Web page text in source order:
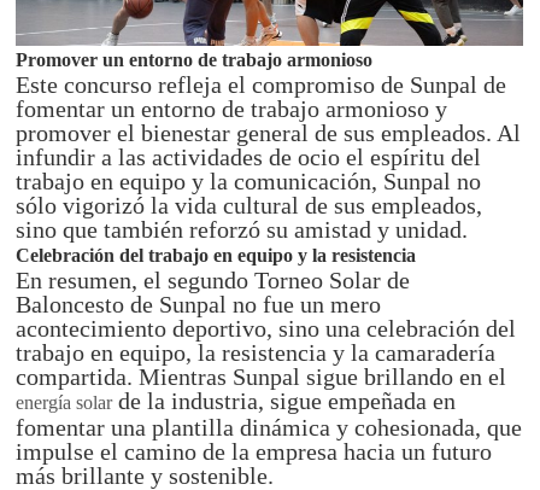
Promover un entorno de trabajo armonioso
Este concurso refleja el compromiso de Sunpal de
fomentar un entorno de trabajo armonioso y
promover el bienestar general de sus empleados. Al
infundir a las actividades de ocio el espíritu del
trabajo en equipo y la comunicación, Sunpal no
sólo vigorizó la vida cultural de sus empleados,
sino que también reforzó su amistad y unidad.
Celebración del trabajo en equipo y la resistencia
En resumen, el segundo Torneo Solar de
Baloncesto de Sunpal no fue un mero
acontecimiento deportivo, sino una celebración del
trabajo en equipo, la resistencia y la camaradería
compartida. Mientras Sunpal sigue brillando en el
energía solarde la industria, sigue empeñada en
fomentar una plantilla dinámica y cohesionada, que
impulse el camino de la empresa hacia un futuro
más brillante y sostenible.